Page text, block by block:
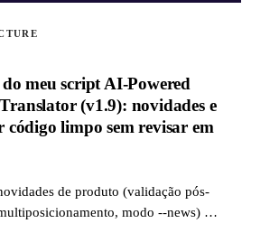
meu script AI-Powered
(v1.9): novidades e
código limpo sem revisar em
de produto (validação pós-
modo --news) e